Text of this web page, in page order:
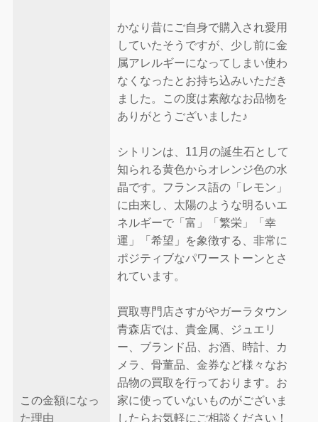
この金額になっ
た理由
かなり昔にご自身で購入され愛用
していたそうですが、少し前に金
属アレルギーになってしまい使わ
なくなったとお持ち込みいただき
ました。この度は素敵なお品物を
ありがとうございました♪
シトリンは、11月の誕生石として
知られる黄色からオレンジ色の水
晶です。フランス語の「レモン」
に由来し、太陽のような明るいエ
ネルギーで「富」「繁栄」「幸
運」「希望」を象徴する、非常に
ポジティブなパワーストーンとさ
れています。
買取専門店さすがやガーラタウン
青森店では、貴金属、ジュエリ
ー、ブランド品、お酒、時計、カ
メラ、骨董品、金券など様々なお
品物の買取を行っております。お
家に使っていないものがございま
したらお気軽にご相談ください！